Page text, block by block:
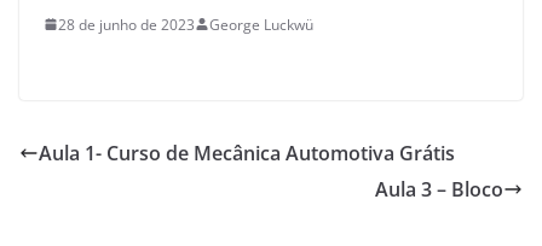
28 de junho de 2023 George Luckwü
Aula 1- Curso de Mecânica Automotiva Grátis
Aula 3 – Bloco